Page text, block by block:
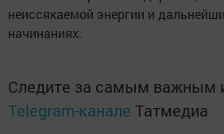
неиссякаемой энергии и
начинаниях.
Следите за самым важным
Telegram-канале Татмедиа